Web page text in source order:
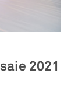
2021